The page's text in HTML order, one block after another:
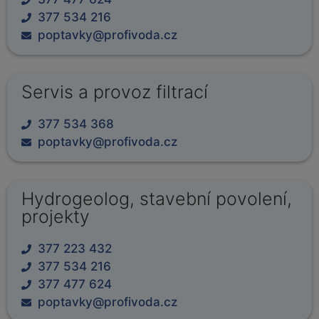
377 534 216
poptavky@profivoda.cz
Servis a provoz filtrací
377 534 368
poptavky@profivoda.cz
Hydrogeolog, stavební povolení,
projekty
377 223 432
377 534 216
377 477 624
poptavky@profivoda.cz